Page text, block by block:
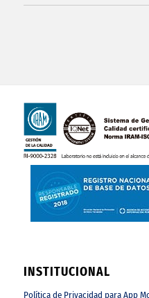
INSTITUCIONAL
Política de Privacidad para App